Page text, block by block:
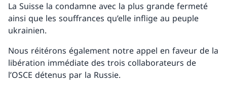
La Suisse la condamne avec la plus grande fermeté
ainsi que les souffrances qu’elle inflige au peuple
ukrainien.
Nous réitérons également notre appel en faveur de la
libération immédiate des trois collaborateurs de
l’OSCE détenus par la Russie.